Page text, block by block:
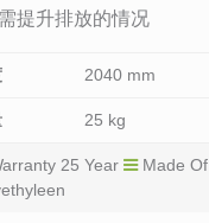
提升排放的情况
2040 mm
25 kg
25 Year
Made Of